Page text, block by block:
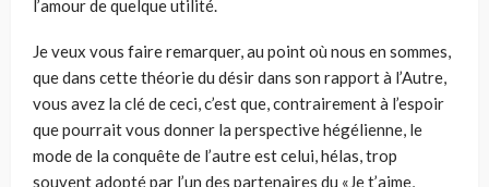
l’amour de quelque utilité.
Je veux vous faire remarquer, au point où nous en sommes,
que dans cette théorie du désir dans son rapport à l’Autre,
vous avez la clé de ceci, c’est que, contrairement à l’espoir
que pourrait vous donner la perspective hégélienne, le
mode de la conquête de l’autre est celui, hélas, trop
souvent adopté par l’un des partenaires du «Je t’aime,